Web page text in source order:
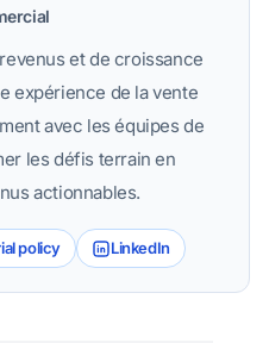
et de croissance
expérience de la vente
avec les équipes de
les défis terrain en
actionnables.
policy LinkedIn